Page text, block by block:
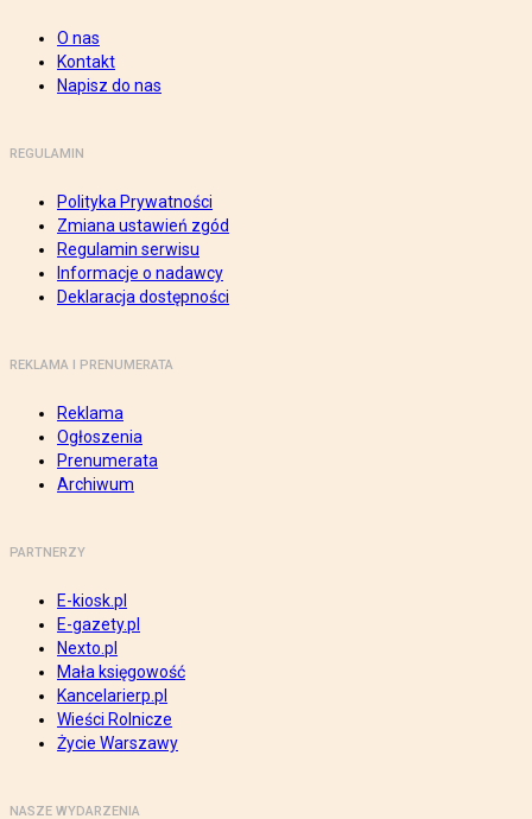
O nas
Kontakt
Napisz do nas
REGULAMIN
Polityka Prywatności
Zmiana ustawień zgód
Regulamin serwisu
Informacje o nadawcy
Deklaracja dostępności
REKLAMA I PRENUMERATA
Reklama
Ogłoszenia
Prenumerata
Archiwum
PARTNERZY
E-kiosk.pl
E-gazety.pl
Nexto.pl
Mała księgowość
Kancelarierp.pl
Wieści Rolnicze
Życie Warszawy
NASZE WYDARZENIA